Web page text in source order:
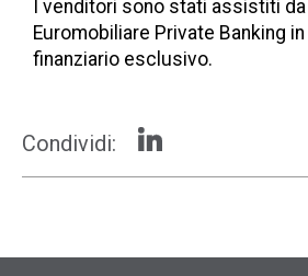
I venditori sono stati assistiti
Euromobiliare Private Banking
finanziario esclusivo.
Condividi: